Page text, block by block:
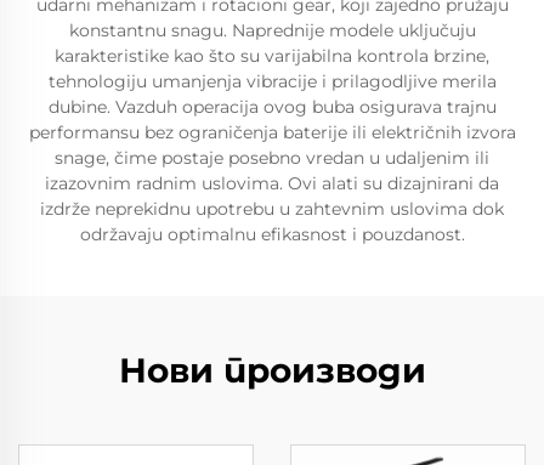
udarni mehanizam i rotacioni gear, koji zajedno pružaju
konstantnu snagu. Naprednije modele uključuju
karakteristike kao što su varijabilna kontrola brzine,
tehnologiju umanjenja vibracije i prilagodljive merila
dubine. Vazduh operacija ovog buba osigurava trajnu
performansu bez ograničenja baterije ili električnih izvora
snage, čime postaje posebno vredan u udaljenim ili
izazovnim radnim uslovima. Ovi alati su dizajnirani da
izdrže neprekidnu upotrebu u zahtevnim uslovima dok
održavaju optimalnu efikasnost i pouzdanost.
Нови производи